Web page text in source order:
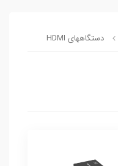
دستگاههای HDMI